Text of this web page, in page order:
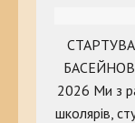
2026 Ми з
школярів,